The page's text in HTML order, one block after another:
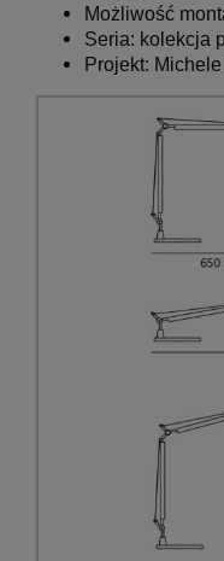
Możliwość
Seria: kolekcja
Projekt: